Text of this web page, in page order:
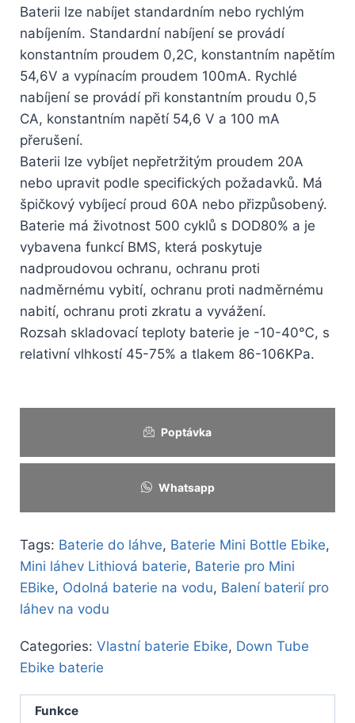
Baterii lze nabíjet standardním nebo rychlým
nabíjením. Standardní nabíjení se provádí
konstantním proudem 0,2C, konstantním napětím
54,6V a vypínacím proudem 100mA. Rychlé
nabíjení se provádí při konstantním proudu 0,5
CA, konstantním napětí 54,6 V a 100 mA
přerušení.
Baterii lze vybíjet nepřetržitým proudem 20A
nebo upravit podle specifických požadavků. Má
špičkový vybíjecí proud 60A nebo přizpůsobený.
Baterie má životnost 500 cyklů s DOD80% a je
vybavena funkcí BMS, která poskytuje
nadproudovou ochranu, ochranu proti
nadměrnému vybití, ochranu proti nadměrnému
nabití, ochranu proti zkratu a vyvážení.
Rozsah skladovací teploty baterie je -10-40℃, s
relativní vlhkostí 45-75% a tlakem 86-106KPa.
Poptávka
Whatsapp
Tags: Baterie do láhve, Baterie Mini Bottle Ebike,
Mini láhev Lithiová baterie, Baterie pro Mini
EBike, Odolná baterie na vodu, Balení baterií pro
láhev na vodu
Categories: Vlastní baterie Ebike, Down Tube
Ebike baterie
Funkce